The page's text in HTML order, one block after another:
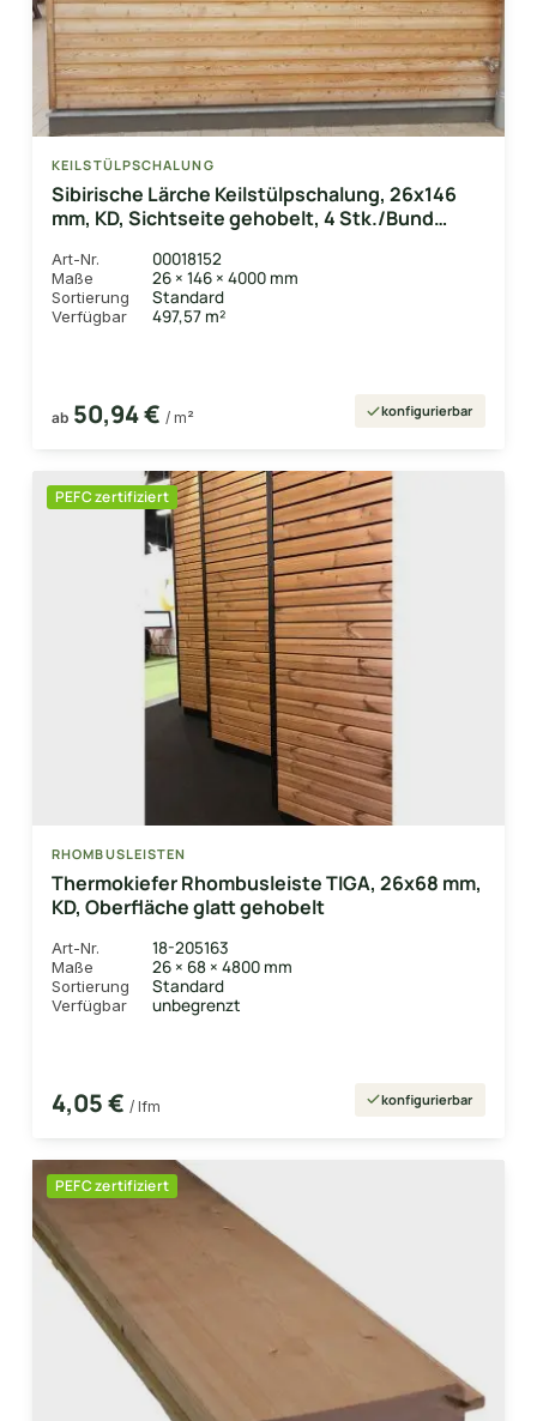
KEILSTÜLPSCHALUNG
Sibirische Lärche Keilstülpschalung, 26x146
mm, KD, Sichtseite gehobelt, 4 Stk./Bund
Art-Nr. 00018152
Maße 26 × 146 × 4000 mm
Sortierung Standard
Verfügbar 497,57 m²
ab 50,94 € / m² konfigurierbar
PEFC zertifiziert
RHOMBUSLEISTEN
Thermokiefer Rhombusleiste TIGA, 26x68 mm,
KD, Oberfläche glatt gehobelt
Art-Nr. 18-205163
Maße 26 × 68 × 4800 mm
Sortierung Standard
Verfügbar unbegrenzt
4,05 € / lfm konfigurierbar
PEFC zertifiziert